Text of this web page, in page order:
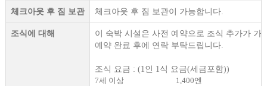
체크아웃 후 짐 보관 체크아웃 후 짐 보관이 가능합니다.
조식에 대해
이 숙박 시설은 사전 예약으로 조식 추가가 가
예약 완료 후에 연락 부탁드립니다.
조식 요금 : (1인 1식 요금(세금포함))
7세 이상
1,400엔